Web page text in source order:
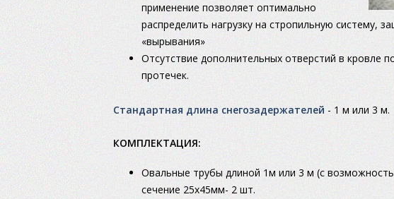
применение позволяет оптимально
распределить нагрузку на стропильную систему,
«вырывания»
Отсутствие дополнительных отверстий в кровле
протечек.
Стандартная длина снегозадержателей - 1 м или 3 м.
КОМПЛЕКТАЦИЯ:
Овальные трубы длиной 1м или 3 м (с
сечение 25х45мм- 2 шт.